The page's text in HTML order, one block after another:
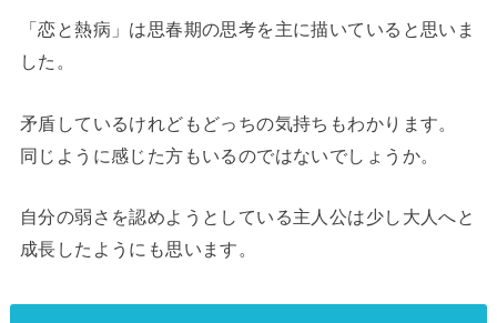
「恋と熱病」は思春期の思考を主に描いていると思いま
した。
矛盾しているけれどもどっちの気持ちもわかります。
同じように感じた方もいるのではないでしょうか。
自分の弱さを認めようとしている主人公は少し大人へと
成長したようにも思います。